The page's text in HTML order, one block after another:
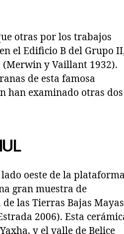
otras por los trabajos
el Edificio B del Grupo
(Merwin y Vaillant 1932).
de esta famosa
han examinado otras dos
oeste de la plataforma
gran muestra de
las Tierras Bajas
2006). Esta
y el valle de Belice